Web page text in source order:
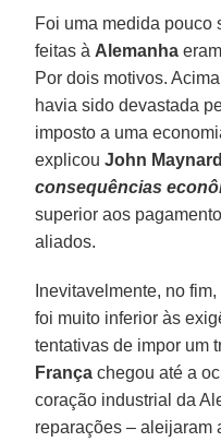
Foi uma medida pouco
feitas à Alemanha
Por dois motivos.
havia sido devastada
imposto a uma
explicouJohn
consequências
superior aos
aliados.
Inevitavelmente, no
foi muito inferior às
tentativas de impor um
França chegou até a
coração industrial da
reparações – aleijaram